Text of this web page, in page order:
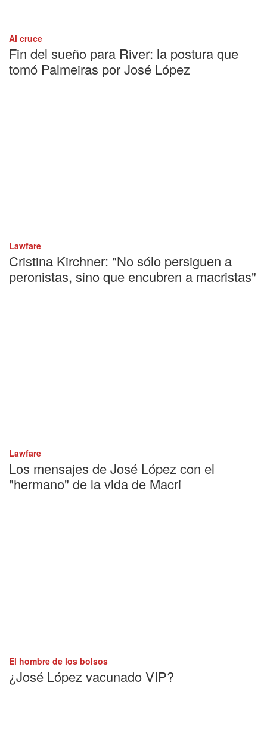
Al cruce
Fin del sueño para River: la postura que
tomó Palmeiras por José López
Lawfare
Cristina Kirchner: "No sólo persiguen a
peronistas, sino que encubren a macristas"
Lawfare
Los mensajes de José López con el
"hermano" de la vida de Macri
El hombre de los bolsos
¿José López vacunado VIP?